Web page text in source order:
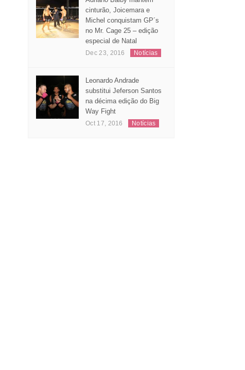
Adriano Balby mantem
cinturão, Joicemara e
Michel conquistam GP´s
no Mr. Cage 25 – edição
Dec 23, 2016 Notícias
Leonardo Andrade
substitui Jeferson Santos
na décima edição do Big